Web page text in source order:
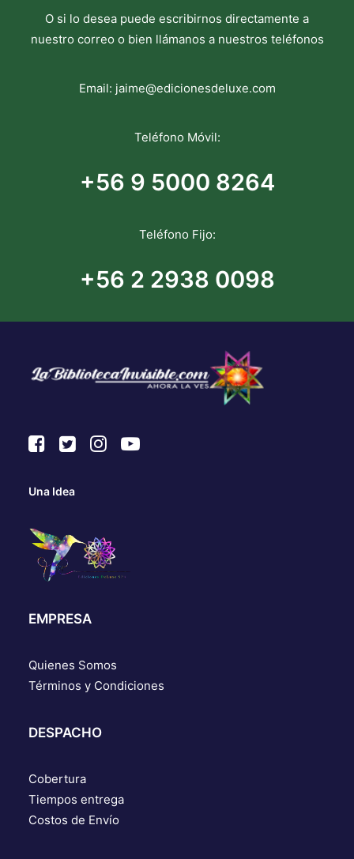
O si lo desea puede escribirnos directamente a
nuestro correo o bien llámanos a nuestros teléfonos
Email: jaime@edicionesdeluxe.com
Teléfono Móvil:
+56 9 5000 8264
Teléfono Fijo:
+56 2 2938 0098
Una Idea
EMPRESA
Quienes Somos
Términos y Condiciones
DESPACHO
Cobertura
Tiempos entrega
Costos de Envío